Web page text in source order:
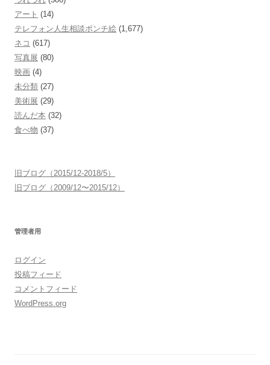
アート (14)
テレフォン人生相談ポンチ絵 (1,677)
ネコ (617)
写真展 (80)
映画 (4)
未分類 (27)
美術展 (29)
読んだ本 (32)
食べ物 (37)
旧ブログ（2015/12-2018/5）
旧ブログ（2009/12〜2015/12）
管理者用
ログイン
投稿フィード
コメントフィード
WordPress.org